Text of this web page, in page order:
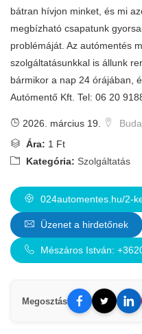
bátran hívjon minket, és mi
megbízható csapatunk
problémáját. Az autómentés
szolgáltatásunkkal is állunk
bármikor a nap 24 órájában,
Autómentő Kft. Tel: 06 20
2026. március 19.
Ára: 1 Ft
Kategória: Szolgáltatás
024automentes.hu/2-
Üzenet a hirdetőnek
Mészáros István:
Megosztás